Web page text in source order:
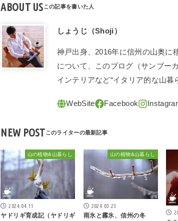
ABOUT US
しょうじ（Shoji）
神戸出身、2016年に信州の山奥に
について、このブログ（サンブー
インテリアなど“イタリア的な山暮
NEW POST
山の植物&山暮らし
2024.04.11
ヤドリギ育成記（ヤドリギ
山の植物&山暮らし
2024.03.23
雨氷と霧氷、信州の冬